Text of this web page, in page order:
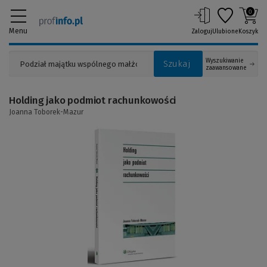
Menu
Szukaj
Wyszukiwanie
zaawansowane
ZalogujUlubione
0
Koszyk
Holding jako podmiot rachunkowości
Joanna Toborek-Mazur